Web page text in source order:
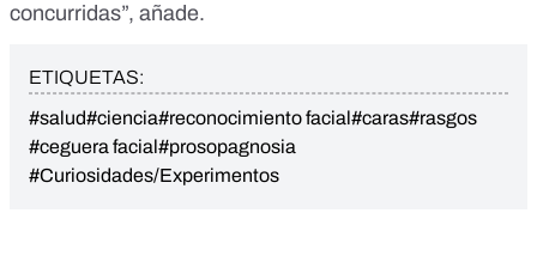
concurridas”, añade.
ETIQUETAS:
#salud#ciencia#reconocimiento facial#caras#rasgos
#ceguera facial#prosopagnosia
#Curiosidades/Experimentos